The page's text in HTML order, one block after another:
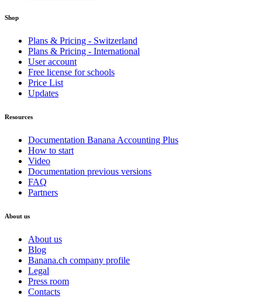
Shop
Plans & Pricing - Switzerland
Plans & Pricing - International
User account
Free license for schools
Price List
Updates
Resources
Documentation Banana Accounting Plus
How to start
Video
Documentation previous versions
FAQ
Partners
About us
About us
Blog
Banana.ch company profile
Legal
Press room
Contacts